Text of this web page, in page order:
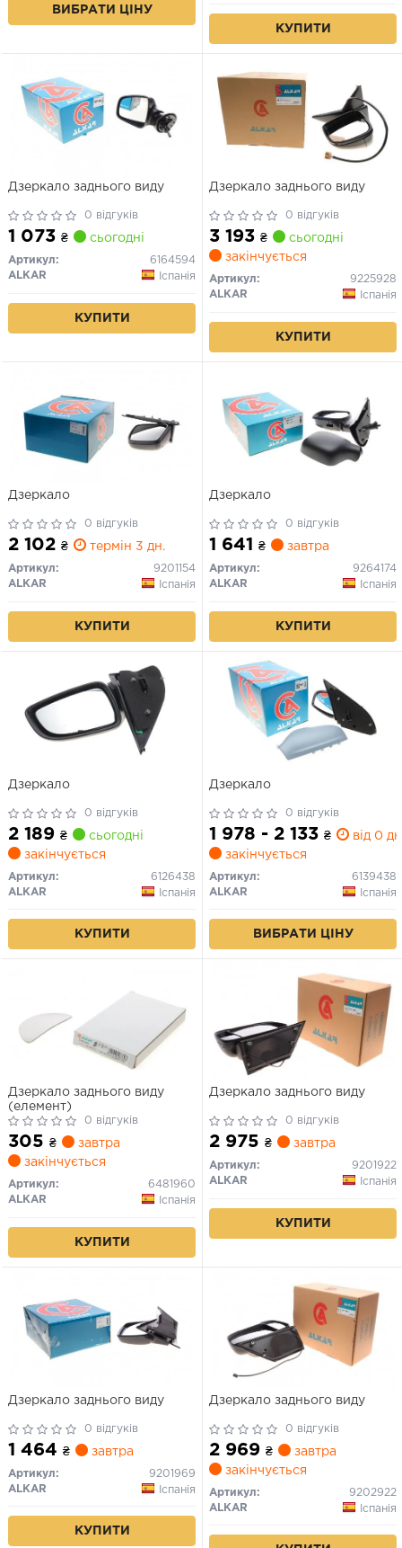
ВИБРАТИ ЦІНУ
КУПИТИ
Дзеркало заднього виду
0 відгуків
1 073 ₴ сьогодні
Артикул:
6164594
ALKAR
Іспанія
КУПИТИ
Дзеркало заднього виду
0 відгуків
3 193 ₴
сьогодні
закінчується
Артикул:
9225928
ALKAR
Іспанія
КУПИТИ
Дзеркало
0 відгуків
2 102 ₴ термін 3 дн.
Артикул:
9201154
ALKAR
Іспанія
КУПИТИ
Дзеркало
0 відгуків
1 641 ₴ завтра
Артикул:
9264174
ALKAR
Іспанія
КУПИТИ
Дзеркало
0 відгуків
2 189 ₴
сьогодні
закінчується
Артикул:
6126438
ALKAR
Іспанія
КУПИТИ
Дзеркало
0 відгуків
1 978 - 2 133 ₴
від 0
закінчується
Артикул:
6139438
ALKAR
Іспанія
ВИБРАТИ ЦІНУ
Дзеркало заднього виду
(елемент)
0 відгуків
305 ₴
завтра
закінчується
Артикул:
6481960
ALKAR
Іспанія
КУПИТИ
Дзеркало заднього виду
0 відгуків
2 975 ₴ завтра
Артикул:
9201922
ALKAR
Іспанія
КУПИТИ
Дзеркало заднього виду
0 відгуків
1 464 ₴ завтра
Артикул:
9201969
ALKAR
Іспанія
КУПИТИ
Дзеркало заднього виду
0 відгуків
2 969 ₴
завтра
закінчується
Артикул:
9202922
ALKAR
Іспанія